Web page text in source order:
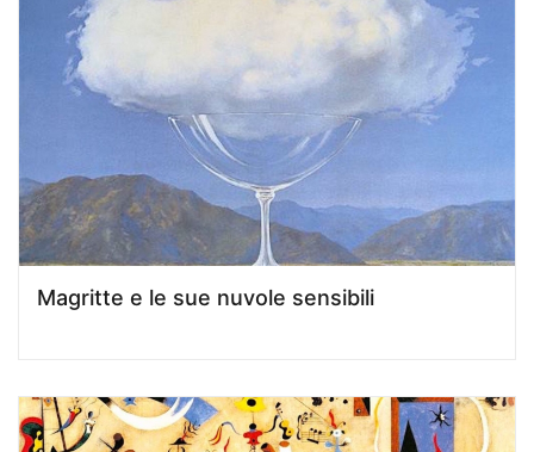
Magritte e le sue nuvole sensibili